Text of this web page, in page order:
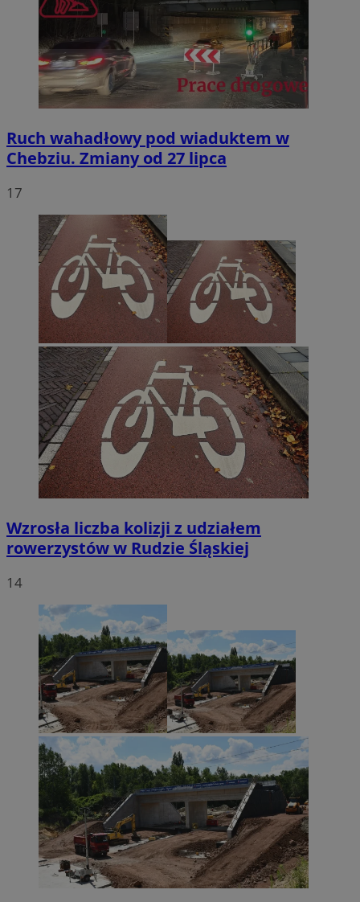
Ruch wahadłowy pod wiaduktem w
Chebziu. Zmiany od 27 lipca
17
Wzrosła liczba kolizji z udziałem
rowerzystów w Rudzie Śląskiej
14